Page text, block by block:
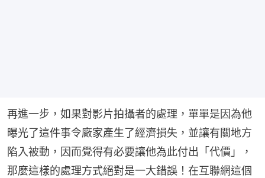
再進一步，如果對影片拍攝者的處理，單單是因為他
曝光了這件事令廠家產生了經濟損失，並讓有關地方
陷入被動，因而覺得有必要讓他為此付出「代價」，
那麼這樣的處理方式絕對是一大錯誤！在互聯網這個